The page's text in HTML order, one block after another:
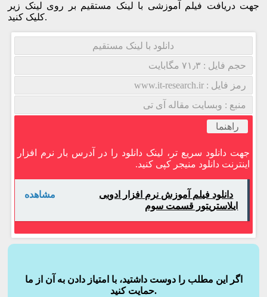
جهت دریافت فیلم آموزشی با لینک مستقیم بر روی لینک زیر
کلیک کنید.
دانلود با لینک مستقیم
حجم فایل : ۷۱٫۳ مگابایت
رمز فایل : www.it-research.ir
منبع : وبسایت مقاله آی تی
راهنما
جهت دانلود سریع تر، لینک دانلود را در آدرس بار نرم افزار
اینترنت دانلود منیجر کپی کنید.
مشاهده
دانلود فیلم آموزش نرم افزار ادوبی
ایلاستریتور قسمت سوم
اگر این مطلب را دوست داشتید، با امتیاز دادن به آن از ما
حمایت کنید.